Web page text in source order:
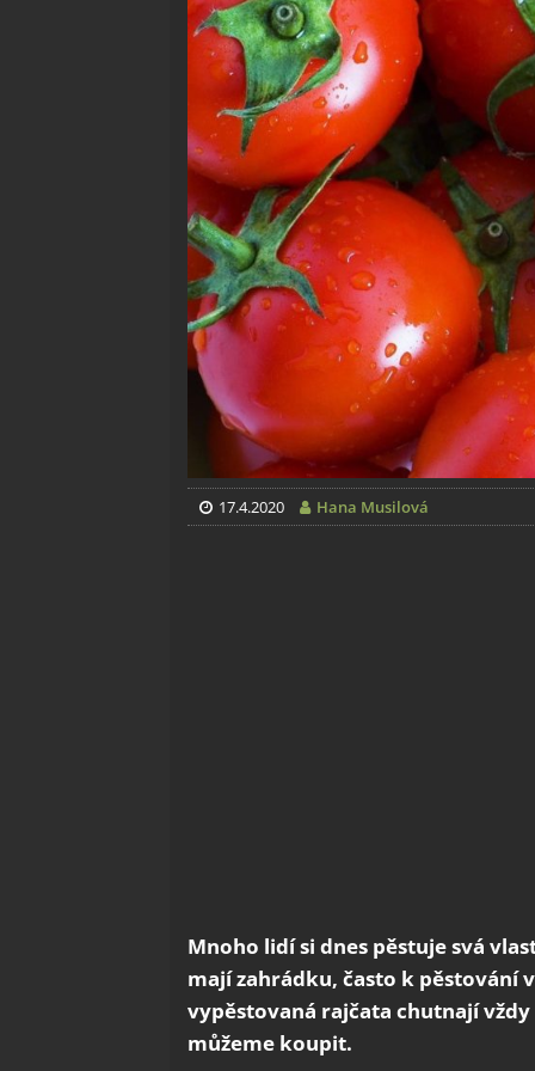
17.4.2020 Hana Musilová
Mnoho lidí si dnes pěstuje svá
mají zahrádku, často k pěstování
vypěstovaná rajčata chutnají
můžeme koupit.